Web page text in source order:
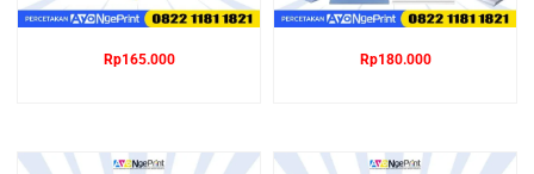
Rp165.000 Rp180.000